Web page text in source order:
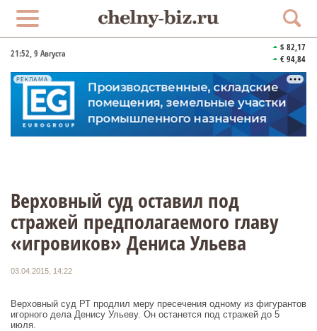
21:52, 9 Августа
$ 82,17
€ 94,84
РЕКЛАМА
Верховный суд оставил под
стражей предполагаемого главу
«игровиков» Дениса Ульева
03.04.2015, 14:22
Верховный суд РТ продлил меру пресечения одному из фигурантов
игорного дела Денису Ульеву. Он останется под стражей до 5
июля.